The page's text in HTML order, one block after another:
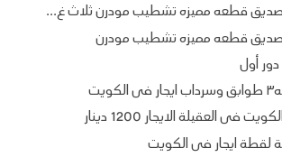
قطعه مميزه تشطيب مودرن ثلاث غ...
قطعه مميزه تشطيب مودرن
دور أول
فى العقيلة الايجار 1200 دينار
لقطة ايجار فى الكويت